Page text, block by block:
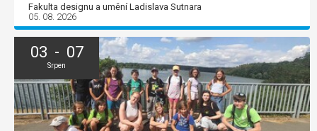
Fakulta designu a umění Ladislava Sutnara
05. 08. 2026
03 - 07
Srpen